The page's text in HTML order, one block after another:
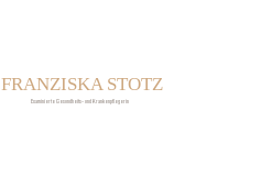
FRANZISKA STOTZ
Examinierte Gesundheits- und Krankenpflegerin